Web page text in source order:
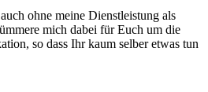
ohne meine Dienstleistung als
mich dabei für Euch um die
so dass Ihr kaum selber etwas tun